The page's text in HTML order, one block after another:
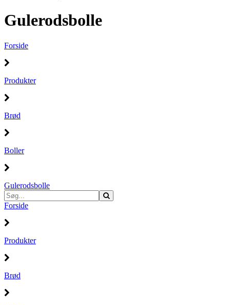
Gulerodsbolle
Forside
Produkter
Brød
Boller
Gulerodsbolle
Forside
Produkter
Brød